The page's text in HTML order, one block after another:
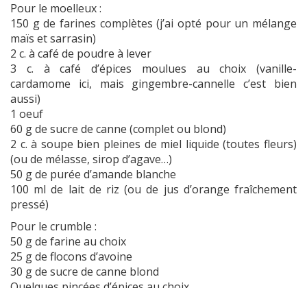
Pour le moelleux :
150 g de farines complètes (j’ai opté pour un mélange
maïs et sarrasin)
2 c. à café de poudre à lever
3 c. à café d’épices moulues au choix (vanille-
cardamome ici, mais gingembre-cannelle c’est bien
aussi)
1 oeuf
60 g de sucre de canne (complet ou blond)
2 c. à soupe bien pleines de miel liquide (toutes fleurs)
(ou de mélasse, sirop d’agave…)
50 g de purée d’amande blanche
100 ml de lait de riz (ou de jus d’orange fraîchement
pressé)
Pour le crumble :
50 g de farine au choix
25 g de flocons d’avoine
30 g de sucre de canne blond